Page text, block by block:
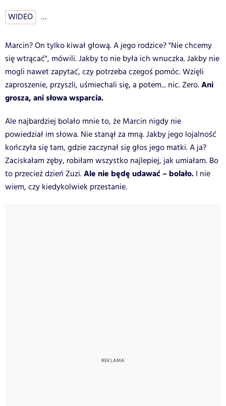
WIDEO …
Marcin? On tylko kiwał głową. A jego rodzice? "Nie chcemy
się wtrącać", mówili. Jakby to nie była ich wnuczka. Jakby nie
mogli nawet zapytać, czy potrzeba czegoś pomóc. Wzięli
zaproszenie, przyszli, uśmiechali się, a potem... nic. Zero.Ani
grosza, ani słowa wsparcia.
Ale najbardziej bolało mnie to, że Marcin nigdy nie
powiedział im słowa. Nie stanął za mną. Jakby jego lojalność
kończyła się tam, gdzie zaczynał się głos jego matki. A ja?
Zaciskałam zęby, robiłam wszystko najlepiej, jak umiałam. Bo
to przecież dzień Zuzi.Ale nie będę udawać – bolało. I nie
wiem, czy kiedykolwiek przestanie.